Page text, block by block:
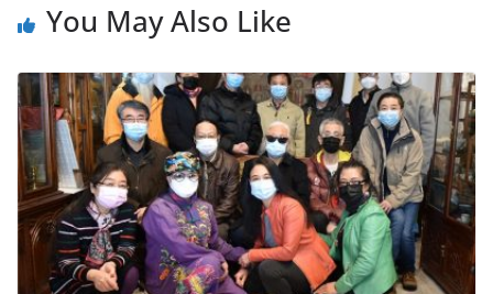
You May Also Like